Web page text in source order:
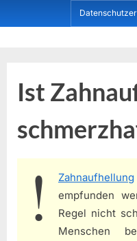
to
Ist
Zahnaufhellung
empfunden
Regel nicht
Menschen